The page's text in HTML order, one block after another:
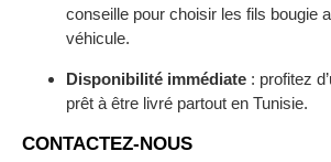
conseille pour choisir les fils bougie
véhicule.
Disponibilité immédiate : profitez
prêt à être livré partout en Tunisie.
CONTACTEZ-NOUS